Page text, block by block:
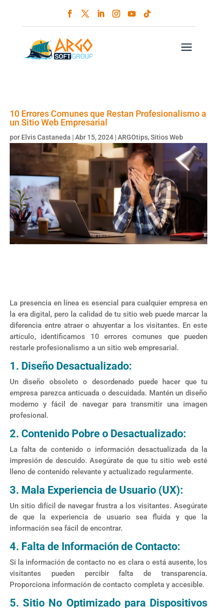
a
10 Errores Comunes que Restan Profesionalismo a
un Sitio Web Empresarial
por Elvis Castaneda |Abr 15, 2024 |ARGOtips,Sitios Web
La presencia en línea es esencial para cualquier empresa en
la era digital, pero la calidad de tu sitio web puede marcar la
diferencia entre atraer o ahuyentar a los visitantes. En este
artículo, identificamos 10 errores comunes que pueden
restarle profesionalismo a un sitio web empresarial.
1. Diseño Desactualizado:
Un diseño obsoleto o desordenado puede hacer que tu
empresa parezca anticuada o descuidada. Mantén un diseño
moderno y fácil de navegar para transmitir una imagen
profesional.
2. Contenido Pobre o Desactualizado:
La falta de contenido o información desactualizada da la
impresión de descuido. Asegúrate de que tu sitio web esté
lleno de contenido relevante y actualizado regularmente.
3. Mala Experiencia de Usuario (UX):
Un sitio difícil de navegar frustra a los visitantes. Asegúrate
de que la experiencia de usuario sea fluida y que la
información sea fácil de encontrar.
4. Falta de Información de Contacto:
Si la información de contacto no es clara o está ausente, los
visitantes pueden percibir falta de transparencia.
Proporciona información de contacto completa y accesible.
5. Sitio No Optimizado para Dispositivos